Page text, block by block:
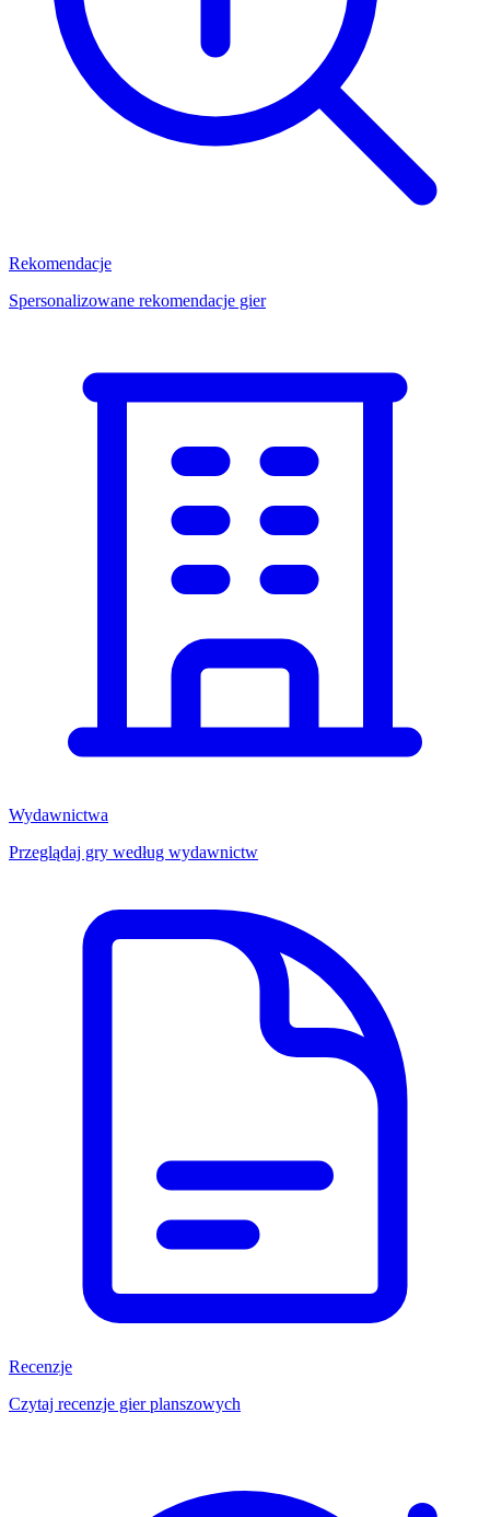
Rekomendacje
Spersonalizowane rekomendacje gier
Wydawnictwa
Przeglądaj gry według wydawnictw
Recenzje
Czytaj recenzje gier planszowych